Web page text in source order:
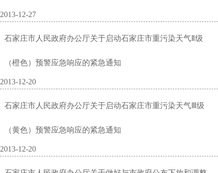
2013-12-27
石家庄市人民政府办公厅关于启动石家庄市重污染天气Ⅱ级
（橙色）预警应急响应的紧急通知
2013-12-20
石家庄市人民政府办公厅关于启动石家庄市重污染天气Ⅲ级
（黄色）预警应急响应的紧急通知
2013-12-20